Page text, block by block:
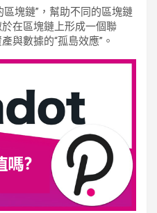
塊鏈”，幫助不同的區塊鏈
在區塊鏈上形成一個聯
與數據的“孤島效應”。